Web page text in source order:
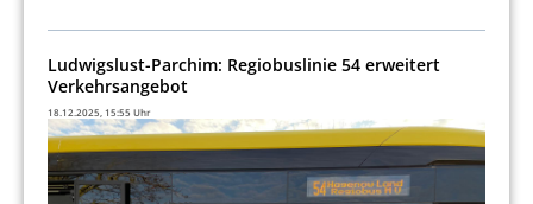
Ludwigslust-Parchim: Regiobuslinie 54 erweitert
Verkehrsangebot
18.12.2025, 15:55 Uhr